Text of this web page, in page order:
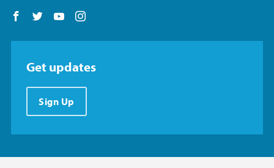
Follow us on Facebook
Follow us on Twitter
Follow us on YouTube
Get updates
Sign Up